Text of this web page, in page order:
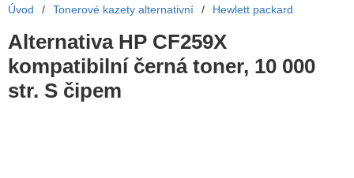
Úvod / Tonerové kazety alternativní / Hewlett packard
Alternativa HP CF259X
kompatibilní černá toner, 10 000
str. S čipem